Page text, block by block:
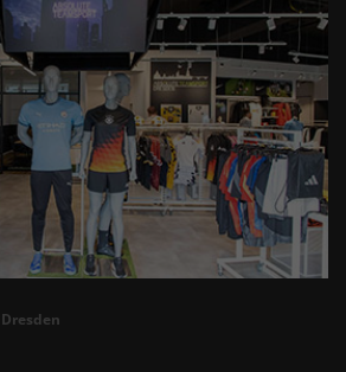
Dresden